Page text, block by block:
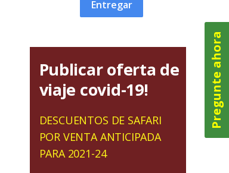
Entregar
Publicar oferta de
viaje covid-19!
DESCUENTOS DE SAFARI
POR VENTA ANTICIPADA
PARA 2021-24
Pregunte ahora